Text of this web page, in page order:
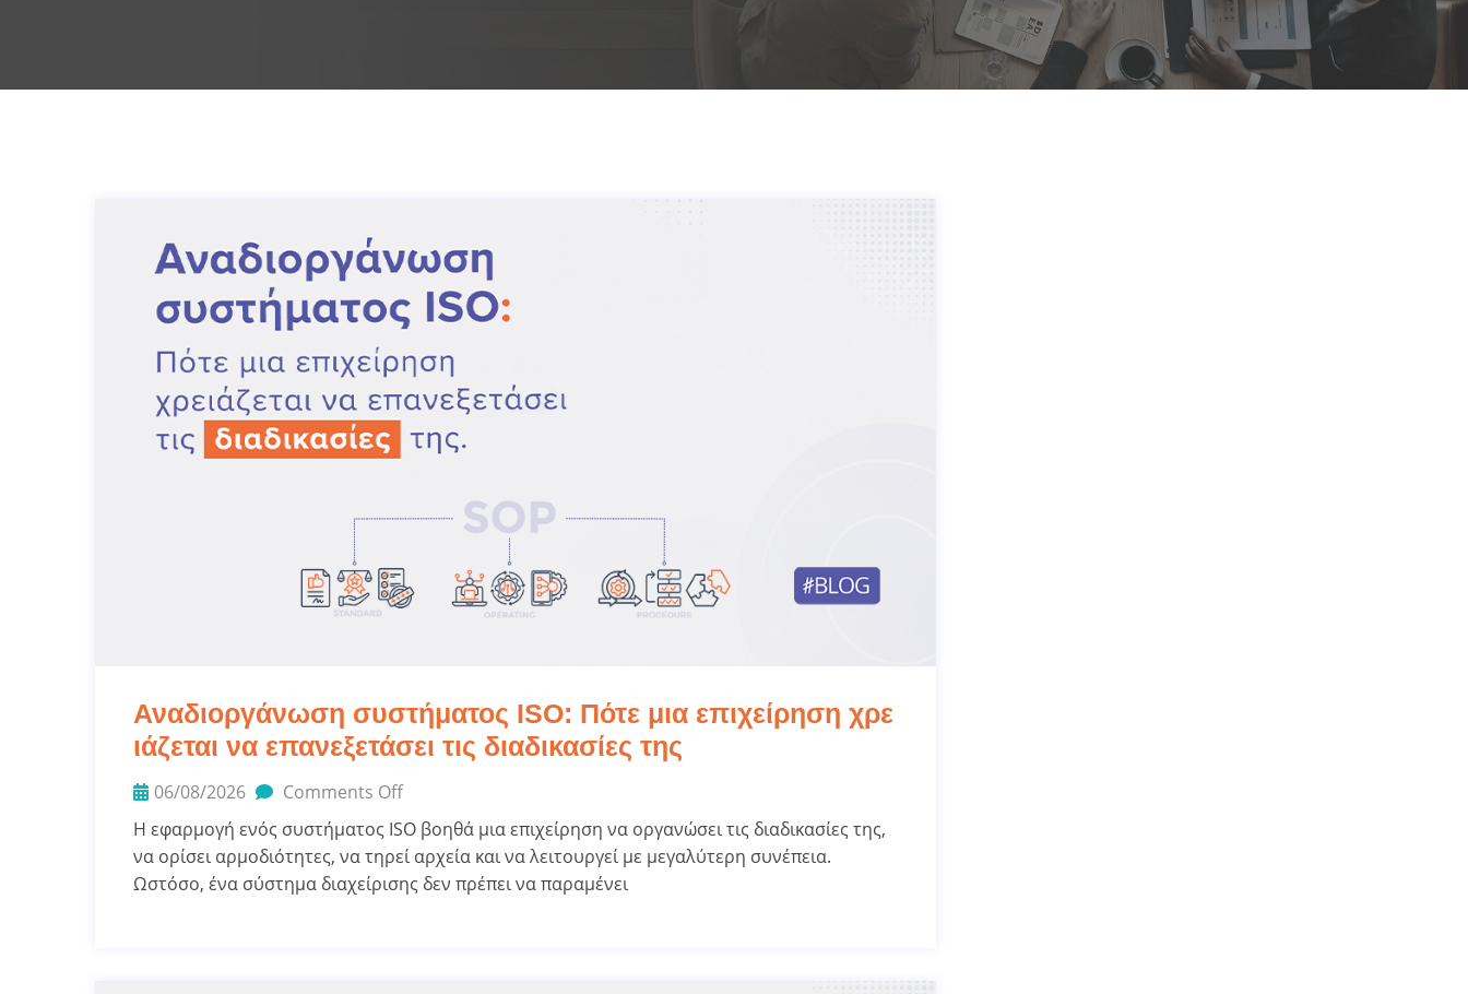
Αναδιοργάνωση συστήματος ISO: Πότε μια επιχείρηση χρε
ιάζεται να επανεξετάσει τις διαδικασίες της
06/08/2026
Comments Off
Η εφαρμογή ενός συστήματος ISO βοηθά μια επιχείρηση να οργανώσει τις διαδικασίες της,
να ορίσει αρμοδιότητες, να τηρεί αρχεία και να λειτουργεί με μεγαλύτερη συνέπεια.
Ωστόσο, ένα σύστημα διαχείρισης δεν πρέπει να παραμένει